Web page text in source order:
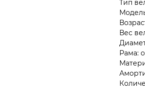
Тип
Вес
Рама: